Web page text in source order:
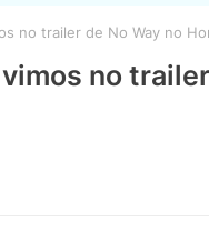
no trailer de No Way no
no